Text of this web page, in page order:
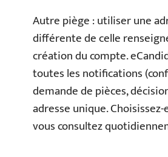
Autre piège : utiliser une
différente de celle
création du compte.
toutes les notifications
demande de pièces,
adresse unique.
vous consultez